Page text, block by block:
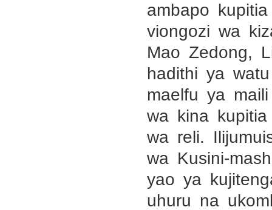
ambapo
viongozi wa
Mao Zedong,
hadithi ya
maelfu ya
wa kina
wa reli.
wa Kusini-
yao ya
uhuru na